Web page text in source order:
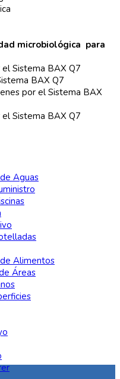
microbiológica para
Sistema BAX Q7
BAX Q7
por el Sistema BAX
Sistema BAX Q7
Aguas
Alimentos
Áreas